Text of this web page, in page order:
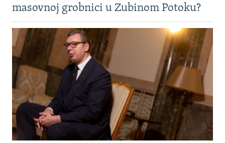
masovnoj grobnici u Zubinom Potoku?